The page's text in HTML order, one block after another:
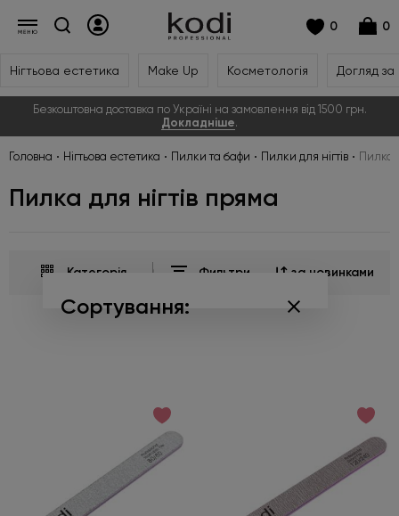
0 0
Нігтьова естетика Make Up Косметологія Догляд
Безкоштовна доставка по Україні на замовлення від 1500 грн.
Докладніше.
Головна Нігтьова естетика Пилки та бафи Пилки для нігтів Пилка
Пилка для нігтів пряма
Категорія Фильтри за новинками
Сортування:
за зростанням ціни
за спаданням ціни